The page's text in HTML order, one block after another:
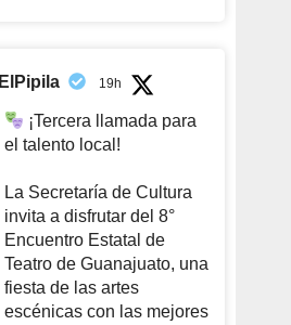
ElPipila 19h
¡Tercera llamada para
el talento local!
La Secretaría de Cultura
invita a disfrutar del 8°
Encuentro Estatal de
Teatro de Guanajuato, una
fiesta de las artes
escénicas con las mejores